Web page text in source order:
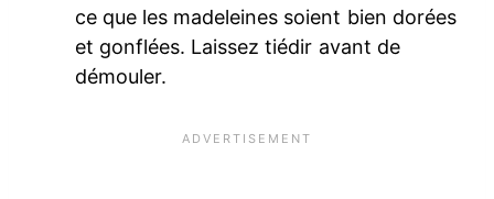
ce que les madeleines soient bien dorées
et gonflées. Laissez tiédir avant de
démouler.